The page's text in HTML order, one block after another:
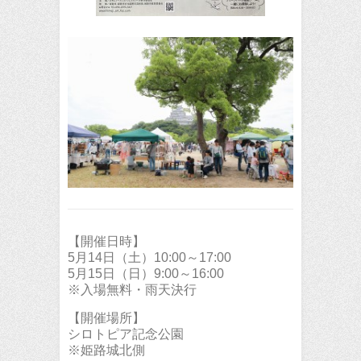
【開催日時】
5月14日（土）10:00～17:00
5月15日（日）9:00～16:00
※入場無料・雨天決行
【開催場所】
シロトピア記念公園
※姫路城北側